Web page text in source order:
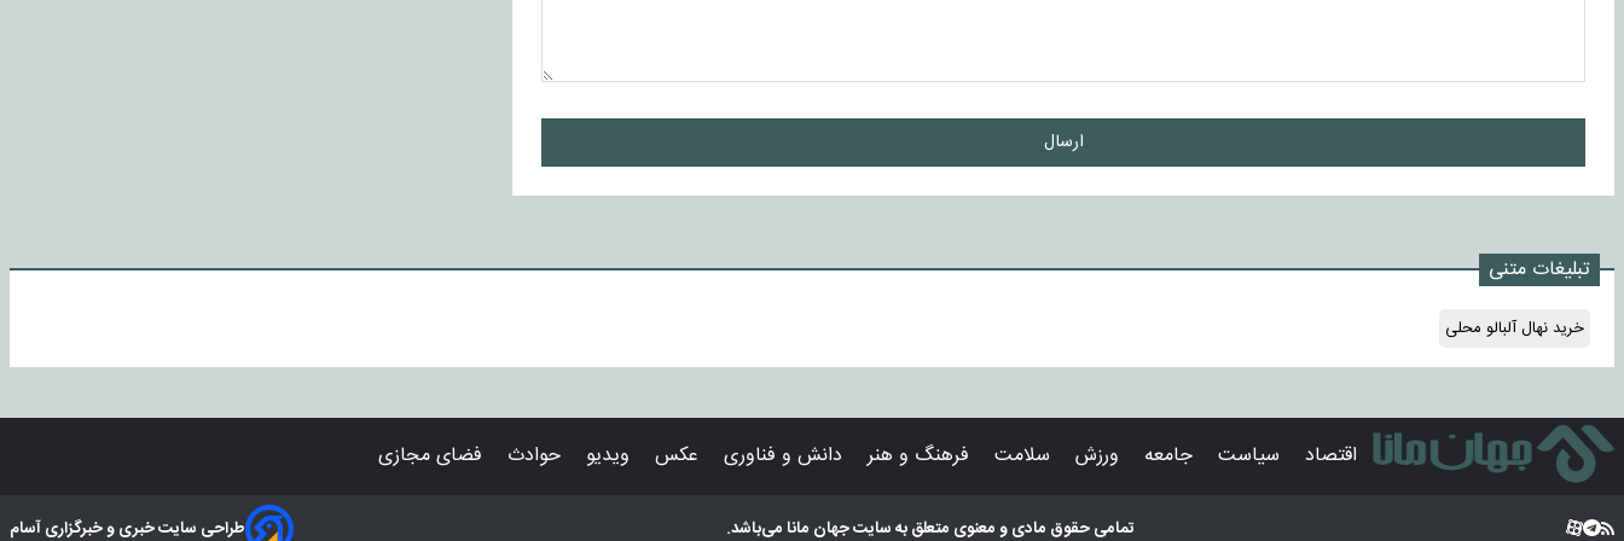
ارسال
تبلیغات متنی
خرید نهال آلبالو محلی
اقتصاد سیاست جامعه ورزش سلامت فرهنگ و هنر دانش و فناوری عکس ویدیو حوادث فضای مجازی
تمامی حقوق مادی و معنوی متعلق به سایتجهان مانامی‌باشد. طراحی سایت خبری و خبرگزاری آسام